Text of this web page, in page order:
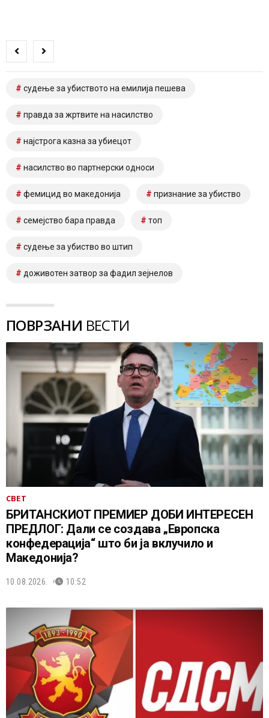
судење за убиството на емилија пешева
правда за жртвите на насилство
најстрога казна за убиецот
насилство во партнерски односи
фемицид во македонија признание за убиство
семејство бара правда топ
судење за убиство во штип
доживотен затвор за фадил зејнелов
ПОВРЗАНИ ВЕСТИ
СВЕТ
БРИТАНСКИОТ ПРЕМИЕР ДОБИ ИНТЕРЕСЕН
ПРЕДЛОГ: Дали се создава „Европска
конфедерација“ што би ја вклучило и
Македонија?
10.08.2026. 10:52